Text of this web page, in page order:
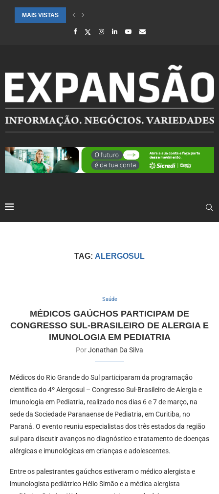
MAIS VISTAS
CIDADES ATENDIDAS PELO SEBRAE RS SÃO DESTAQUE EM
TAG: ALERGOSUL
Saúde
MÉDICOS GAÚCHOS PARTICIPAM DE
CONGRESSO SUL-BRASILEIRO DE ALERGIA E
IMUNOLOGIA EM PEDIATRIA
PorJonathan Da Silva
Médicos do Rio Grande do Sul participaram da programação
científica do 4º Alergosul – Congresso Sul-Brasileiro de Alergia e
Imunologia em Pediatria, realizado nos dias 6 e 7 de março, na
sede da Sociedade Paranaense de Pediatria, em Curitiba, no
Paraná. O evento reuniu especialistas dos três estados da região
sul para discutir avanços no diagnóstico e tratamento de doenças
alérgicas e imunológicas em crianças e adolescentes.
Entre os palestrantes gaúchos estiveram o médico alergista e
imunologista pediátrico Hélio Simão e a médica alergista